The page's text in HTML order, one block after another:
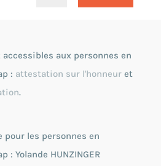
aux personnes en
: attestation sur l'honneuret
.
pour les personnes en
Yolande HUNZINGER